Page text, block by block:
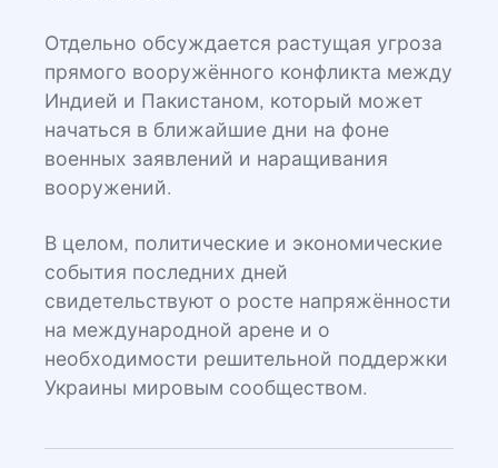
Отдельно обсуждается растущая угроза
прямого вооружённого конфликта между
Индией и Пакистаном, который может
начаться в ближайшие дни на фоне
военных заявлений и наращивания
вооружений.
В целом, политические и экономические
события последних дней
свидетельствуют о росте напряжённости
на международной арене и о
необходимости решительной поддержки
Украины мировым сообществом.